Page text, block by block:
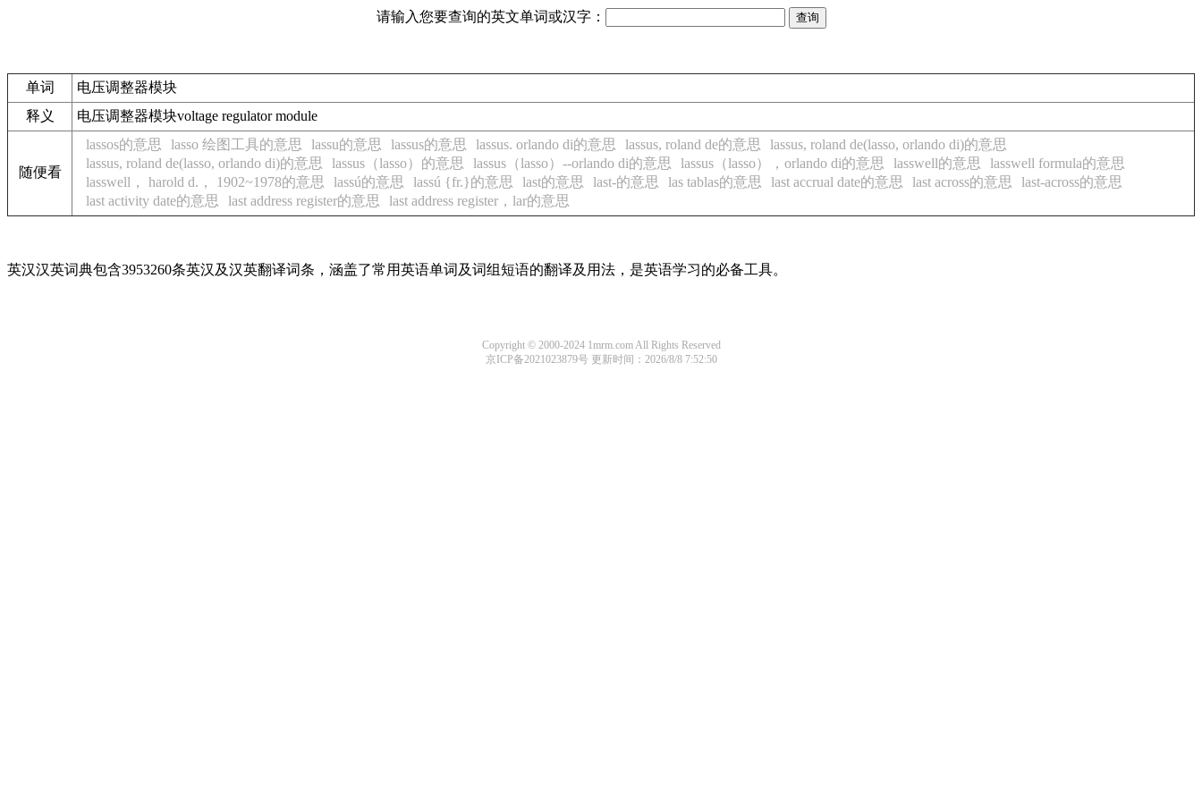
请输入您要查询的英文单词或汉字：
单词
电压调整器模块
释义
电压调整器模块voltage regulator module
随便看
lassos的意思 lasso 绘图工具的意思 lassu的意思 lassus的意思 lassus. orlando di的意思 lassus, roland de的意思
lassus, roland de(lasso, orlando di)的意思
lassus, roland de(lasso, orlando di)的意思
lassus（lasso）的意思 lassus（lasso）--orlando di的意思 lassus（lasso），orlando di的意思 lasswell的意思
lasswell formula的意思
lasswell， harold d.， 1902~1978的意思
lassú的意思 lassú {fr.}的意思 last的意思 last-的意思 las tablas的意思 last accrual date的意思 last across的意思
last-across的意思
last activity date的意思
last address register的意思 last address register，lar的意思
英汉汉英词典包含3953260条英汉及汉英翻译词条，涵盖了常用英语单词及词组短语的翻译及用法，是英语学习的必备工具。
Copyright © 2000-2024 1mrm.com All Rights Reserved
京ICP备2021023879号 更新时间：2026/8/8 7:52:50